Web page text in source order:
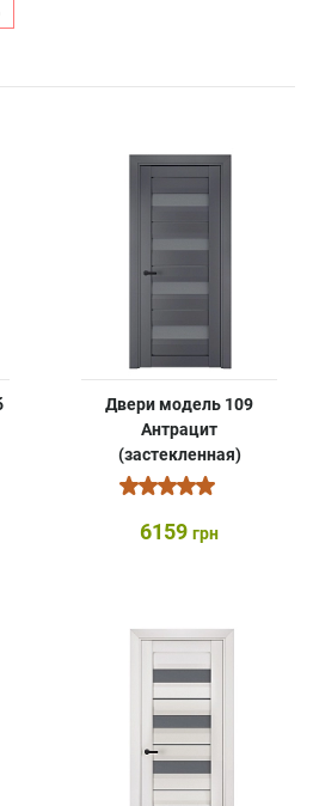
Двери модель 109
Антрацит
(застекленная)
6159 грн